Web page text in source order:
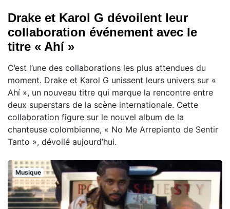
Drake et Karol G dévoilent leur
collaboration événement avec le
titre « Ahí »
C’est l’une des collaborations les plus attendues du
moment. Drake et Karol G unissent leurs univers sur «
Ahí », un nouveau titre qui marque la rencontre entre
deux superstars de la scène internationale. Cette
collaboration figure sur le nouvel album de la
chanteuse colombienne, « No Me Arrepiento de Sentir
Tanto », dévoilé aujourd’hui.
Musique